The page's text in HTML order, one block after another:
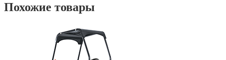
Похожие товары